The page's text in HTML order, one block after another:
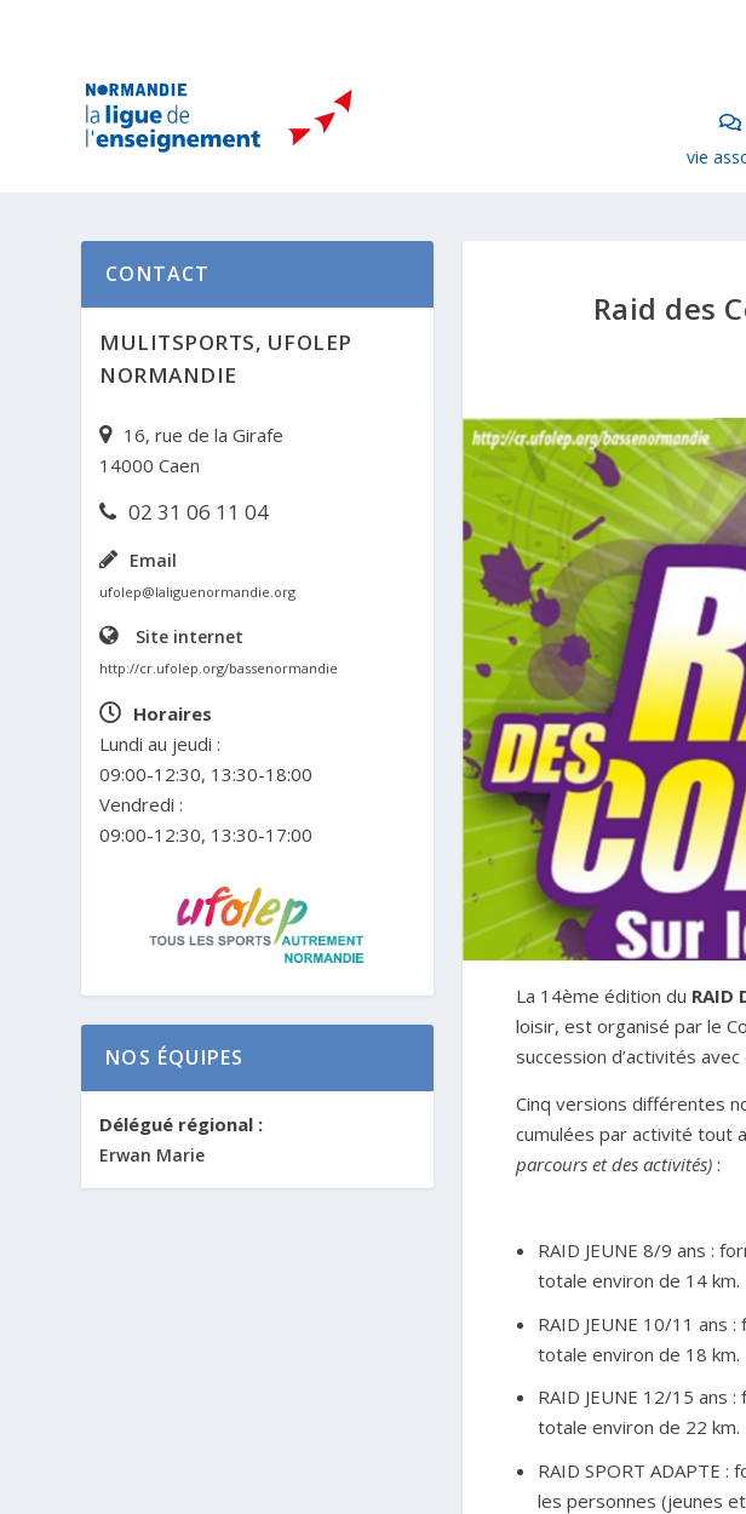
vie
Raid des
La 14ème édition du RAID
loisir, est organisé par le
succession d’activités
Cinq versions différentes
cumulées par activité tout
parcours et des activités):
RAID JEUNE 8/9 ans :
totale environ de 14 km.
RAID JEUNE 10/11 ans
totale environ de 18 km.
RAID JEUNE 12/15 ans
totale environ de 22 km.
RAID SPORT ADAPTE :
les personnes (jeunes
CONTACT
MULITSPORTS, UFOLEP
NORMANDIE
16, rue de la Girafe
14000 Caen
02 31 06 11 04
Email
ufolep@laliguenormandie.org
Site internet
http://cr.ufolep.org/bassenormandie
Horaires
Lundi au jeudi :
09:00-12:30, 13:30-18:00
Vendredi :
09:00-12:30, 13:30-17:00
NOS ÉQUIPES
Délégué régional :
Erwan Marie